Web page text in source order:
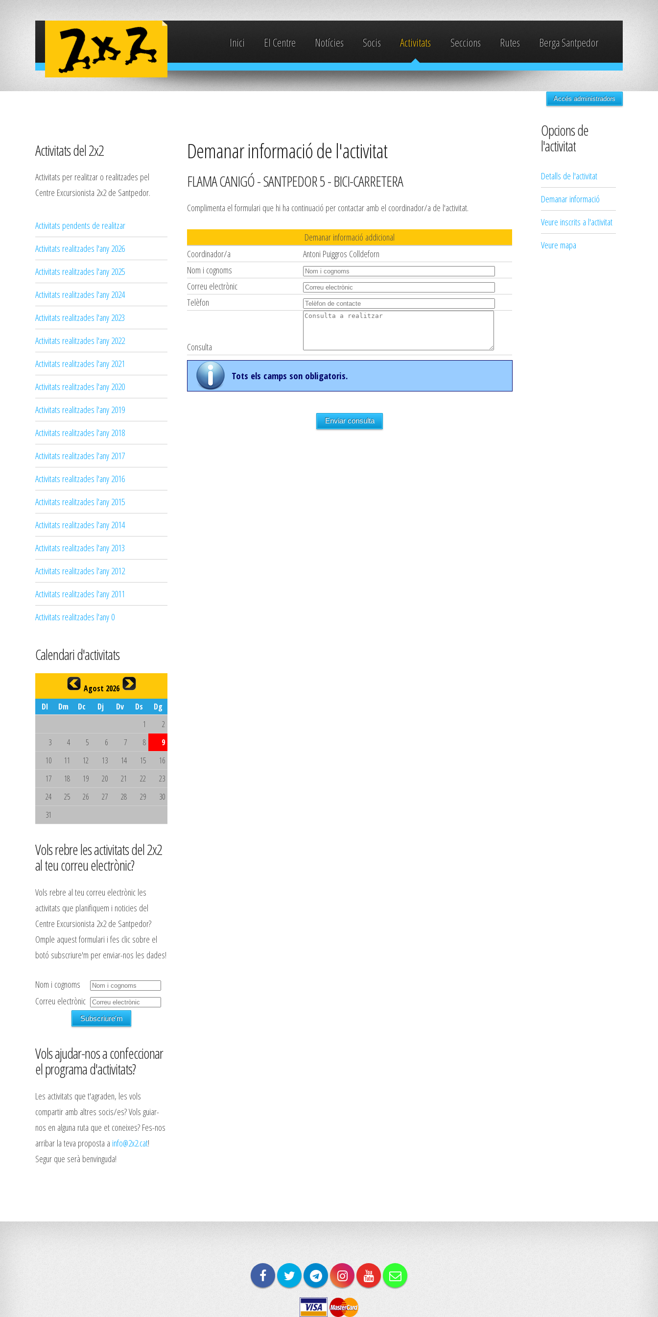
Inici El Centre Notícies Socis Activitats Seccions Rutes Berga Santpedor
Accés administradors
Activitats del 2x2
Activitats per realitzar o realitzades pel
Centre Excursionista 2x2 de Santpedor.
Activitats pendents de realitzar
Activitats realitzades l'any 2026
Activitats realitzades l'any 2025
Activitats realitzades l'any 2024
Activitats realitzades l'any 2023
Activitats realitzades l'any 2022
Activitats realitzades l'any 2021
Activitats realitzades l'any 2020
Activitats realitzades l'any 2019
Activitats realitzades l'any 2018
Activitats realitzades l'any 2017
Activitats realitzades l'any 2016
Activitats realitzades l'any 2015
Activitats realitzades l'any 2014
Activitats realitzades l'any 2013
Activitats realitzades l'any 2012
Activitats realitzades l'any 2011
Activitats realitzades l'any 0
Calendari d'activitats
Agost 2026
Dl
Dm Dc Dj Dv Ds
Dg
1
2
3
4 5 6 7 8
9
10
11 12 13 14 15
16
17
18 19 20 21 22
23
24
25 26 27 28 29
30
31
Vols rebre les activitats del 2x2
al teu correu electrònic?
Vols rebre al teu correu electrònic les
activitats que planifiquem i noticies del
Centre Excursionista 2x2 de Santpedor?
Omple aquest formulari i fes clic sobre el
botó subscriure'm per enviar-nos les dades!
Nom i cognoms
Correu electrònic
Vols ajudar-nos a confeccionar
el programa d'activitats?
Les activitats que t'agraden, les vols
compartir amb altres socis/es? Vols guiar-
nos en alguna ruta que et coneixes? Fes-nos
arribar la teva proposta a info@2x2.cat!
Segur que serà benvinguda!
Demanar informació de l'activitat
FLAMA CANIGÓ - SANTPEDOR 5 - BICI-CARRETERA
Complimenta el formulari que hi ha continuació per contactar amb el coordinador/a de l'activitat.
Demanar informació addicional
Coordinador/a
Antoni Puiggros Colldeforn
Nom i cognoms
Correu electrònic
Telèfon
Consulta
Tots els camps son obligatoris.
Enviar consulta
Opcions de
l'activitat
Detalls de l'activitat
Demanar informació
Veure inscrits a l'activitat
Veure mapa